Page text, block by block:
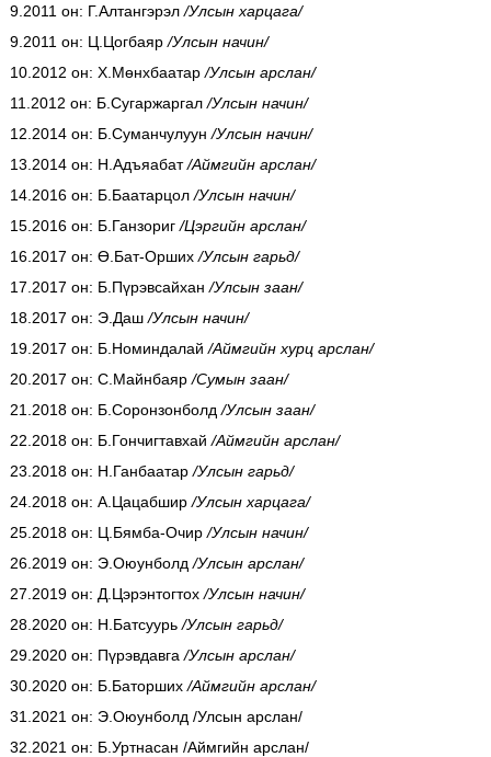
9.2011 он: Г.Алтангэрэл/Улсын харцага/
9.2011 он: Ц.Цогбаяр/Улсын начин/
10.2012 он: Х.Мөнхбаатар/Улсын арслан/
11.2012 он: Б.Сугаржаргал/Улсын начин/
12.2014 он: Б.Суманчулуун/Улсын начин/
13.2014 он: Н.Адъяабат/Аймгийн арслан/
14.2016 он: Б.Баатарцол/Улсын начин/
15.2016 он: Б.Ганзориг/Цэргийн арслан/
16.2017 он: Ө.Бат-Орших/Улсын гарьд/
17.2017 он: Б.Пүрэвсайхан/Улсын заан/
18.2017 он: Э.Даш/Улсын начин/
19.2017 он: Б.Номиндалай/Аймгийн хурц арслан/
20.2017 он: С.Майнбаяр/Сумын заан/
21.2018 он: Б.Соронзонболд/Улсын заан/
22.2018 он: Б.Гончигтавхай/Аймгийн арслан/
23.2018 он: Н.Ганбаатар/Улсын гарьд/
24.2018 он: А.Цацабшир/Улсын харцага/
25.2018 он: Ц.Бямба-Очир/Улсын начин/
26.2019 он: Э.Оюунболд/Улсын арслан/
27.2019 он: Д.Цэрэнтогтох/Улсын начин/
28.2020 он: Н.Батсуурь/Улсын гарьд/
29.2020 он: Пүрэвдавга/Улсын арслан/
30.2020 он: Б.Баторших/Аймгийн арслан/
31.2021 он: Э.Оюунболд /Улсын арслан/
32.2021 он: Б.Уртнасан /Аймгийн арслан/